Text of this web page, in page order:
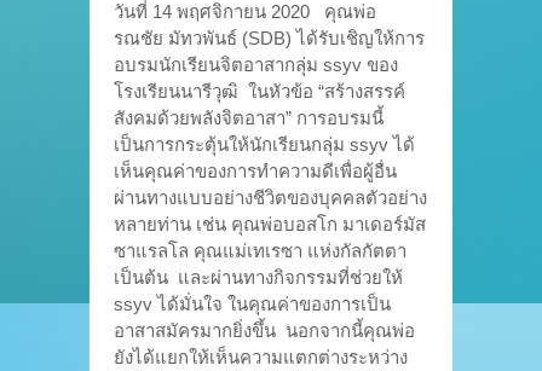
วันที่ 14 พฤศจิกายน 2020 คุณพ่อ
รณชัย มัทวพันธ์ (SDB) ได้รับเชิญให้การ
อบรมนักเรียนจิตอาสากลุ่ม ssyv ของ
โรงเรียนนารีวุฒิ ในหัวข้อ “สร้างสรรค์
สังคมด้วยพลังจิตอาสา” การอบรมนี้
เป็นการกระตุ้นให้นักเรียนกลุ่ม ssyv ได้
เห็นคุณค่าของการทำความดีเพื่อผู้อื่น
ผ่านทางแบบอย่างชีวิตของบุคคลตัวอย่าง
หลายท่าน เช่น คุณพ่อบอสโก มาเดอร์มัส
ซาแรลโล คุณแม่เทเรซา แห่งกัลกัตตา
เป็นต้น และผ่านทางกิจกรรมที่ช่วยให้
ssyv ได้มั่นใจ ในคุณค่าของการเป็น
อาสาสมัครมากยิ่งขึ้น นอกจากนี้คุณพ่อ
ยังได้แยกให้เห็นความแตกต่างระหว่าง